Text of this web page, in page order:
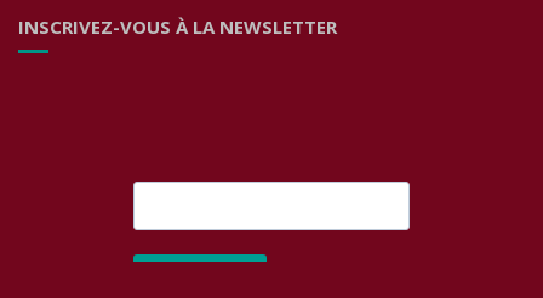
INSCRIVEZ-VOUS À LA NEWSLETTER